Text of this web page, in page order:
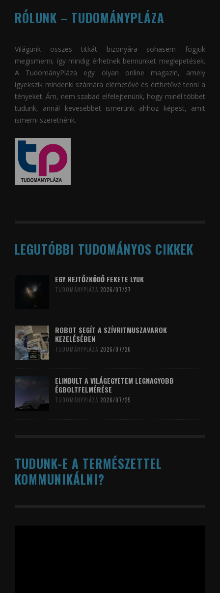
RÓLUNK – TUDOMÁNYPLÁZA
Világunk összes titkát bizonyára sohasem fogjuk
megismerni, így mindig érhetnek bennünket meglepetések.
A TudományPláza egy olyan online magazin, amely
igyekszik mindenki számára elérhetővé és érthetővé tenni a
tényeket. Ám, nem szabad elfelejtenünk, hogy minél többet
tudunk, annál kevesebbet ismerünk ahhoz képest, amit
ismerni szeretnénk.
LEGUTÓBBI TUDOMÁNYOS CIKKEK
EGY REJTŐZKÖDŐ FEKETE LYUK
TUDOMÁNYPLÁZA 2026/07/27
ROBOT SEGÍT A SZÍVRITMUSZAVAROK
KEZELÉSÉBEN
TUDOMÁNYPLÁZA 2026/07/26
ELINDULT A VILÁGEGYETEM LEGNAGYOBB
ÉGBOLTFELMÉRÉSE
TUDOMÁNYPLÁZA 2026/07/25
TUDUNK-E A TERMÉSZETTEL
KOMMUNIKÁLNI?